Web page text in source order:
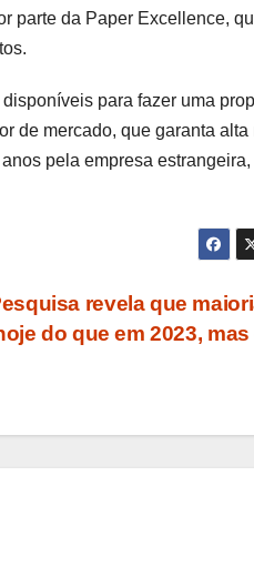
parte da Paper Excellence,
para fazer uma
de mercado, que garanta
pela empresa
revela que
do que em 2023,